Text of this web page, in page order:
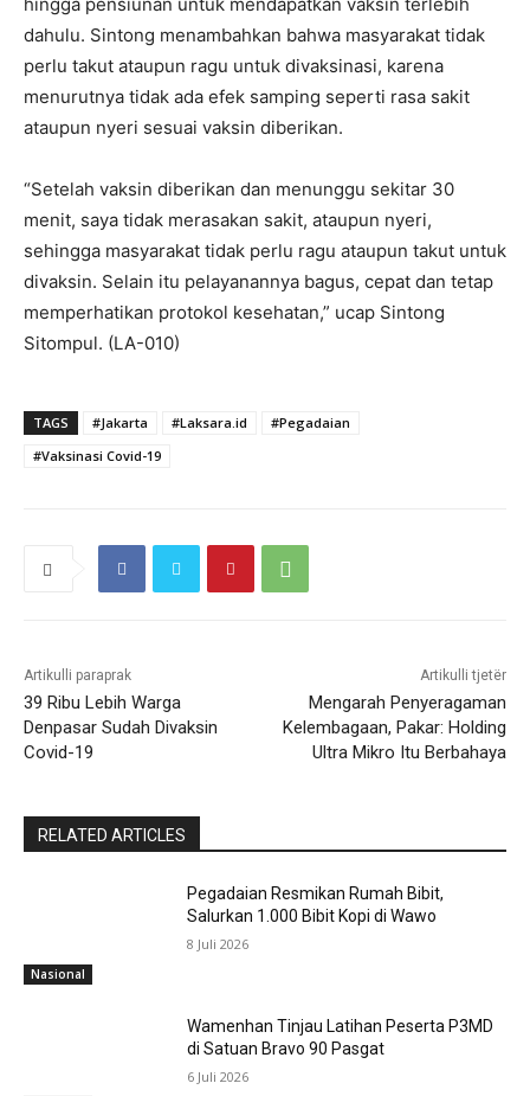
dahulu. Sintong menambahkan bahwa masyarakat tidak
perlu takut ataupun ragu untuk divaksinasi, karena
menurutnya tidak ada efek samping seperti rasa sakit
ataupun nyeri sesuai vaksin diberikan.
“Setelah vaksin diberikan dan menunggu sekitar 30
menit, saya tidak merasakan sakit, ataupun nyeri,
sehingga masyarakat tidak perlu ragu ataupun takut untuk
divaksin. Selain itu pelayanannya bagus, cepat dan tetap
memperhatikan protokol kesehatan,” ucap Sintong
Sitompul. (LA-010)
TAGS #Jakarta #Laksara.id
#Pegadaian
#Vaksinasi Covid-19
Artikulli paraprak
39 Ribu Lebih Warga
Denpasar Sudah Divaksin
Covid-19
Artikulli tjetër
Mengarah Penyeragaman
Kelembagaan, Pakar: Holding
Ultra Mikro Itu Berbahaya
RELATED ARTICLES
Nasional
Pegadaian Resmikan Rumah Bibit,
Salurkan 1.000 Bibit Kopi di Wawo
8 Juli 2026
Wamenhan Tinjau Latihan Peserta P3MD
di Satuan Bravo 90 Pasgat
6 Juli 2026